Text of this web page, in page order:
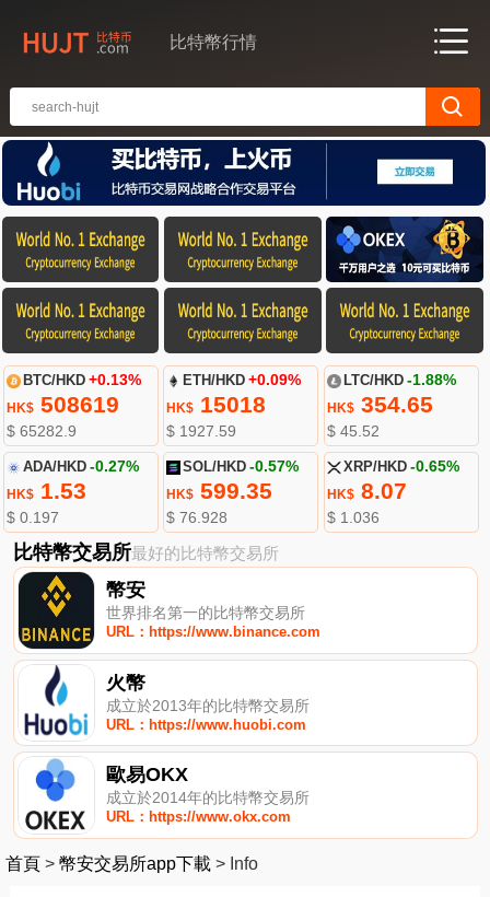
比特幣行情
BTC/HKD +0.13%
HK$508619
$ 65282.9
ETH/HKD +0.09%
HK$ 15018
$ 1927.59
LTC/HKD -1.88%
HK$354.65
$ 45.52
ADA/HKD -0.27%
HK$1.53
$ 0.197
SOL/HKD -0.57%
HK$ 599.35
$ 76.928
XRP/HKD -0.65%
HK$8.07
$ 1.036
比特幣交易所最好的比特幣交易所
幣安
世界排名第一的比特幣交易所
URL：https://www.binance.com
火幣
成立於2013年的比特幣交易所
URL：https://www.huobi.com
歐易OKX
成立於2014年的比特幣交易所
URL：https://www.okx.com
首頁 > 幣安交易所app下載 > Info